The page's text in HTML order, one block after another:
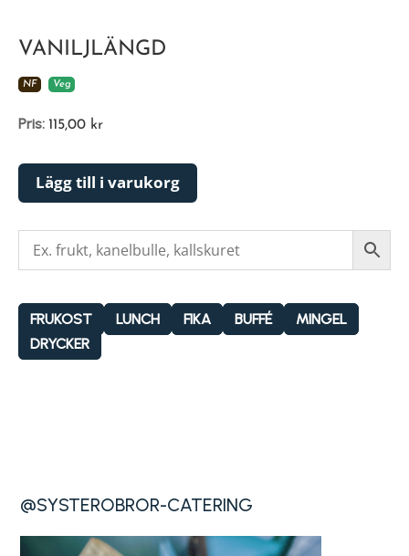
VANILJLÄNGD
NF Veg
Pris: 115,00 kr
Lägg till i varukorg
FRUKOST LUNCH FIKA BUFFÉ
MINGEL
DRYCKER
@SYSTEROBROR-CATERING